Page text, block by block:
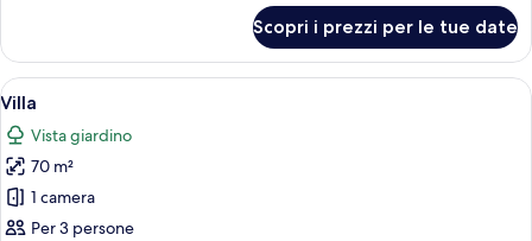
vista
mare
Scopri i prezzi per le tue date
Apri
tutte
le
foto
per
Villa
Camera da letto con un letto
7
Villa
Vista giardino
70 m²
1 camera
Per 3 persone